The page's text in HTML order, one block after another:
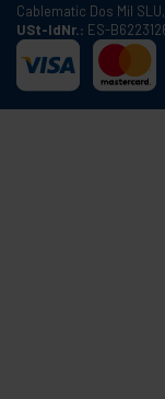
Cablematic Dos Mil
USt-IdNr.: ES-